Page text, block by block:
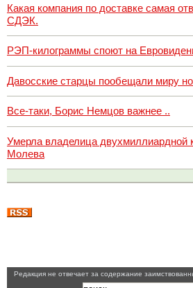
Какая компания по доставке самая
СДЭК.
РЭП-килограммы споют на
Давосские старцы пообещали миру
Все-таки, Борис Немцов важнее ..
Умерла владелица двухмиллиардной
Молева
Pедакция не отвечает за содержание